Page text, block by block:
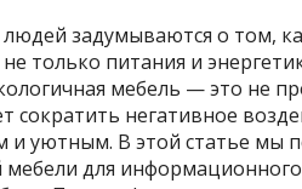
задумываются о том,
только питания и
мебель — это не
сократить негативное
уютным. В этой статье мы
для